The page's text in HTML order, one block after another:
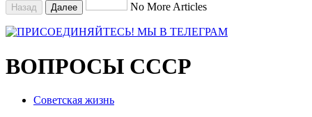
Назад Далее No More Articles
ВОПРОСЫ СССР
Советская жизнь